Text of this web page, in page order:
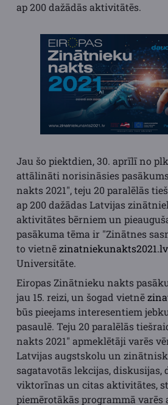
ap 200 dažādās aktivitātēs.
Jau šo piektdien, 30. aprīlī no
attālināti norisināsies
nakts 2021", teju 20 paralēlās
ap 200 dažādas Latvijas
aktivitātes bērniem un
pasākuma tēma ir "Zinātnes
to vietnēzinatniekunakts2021.lv
Universitāte.
Eiropas Zinātnieku nakts
jau 15. reizi, un šogad vietnē
būs pieejams interesentiem
pasaulē. Teju 20 paralēlās
nakts 2021" apmeklētāji varēs
Latvijas augstskolu un
sagatavotās lekcijas, diskusijas,
viktorīnas un citas aktivitātes,
piemērotākās programmā varēs